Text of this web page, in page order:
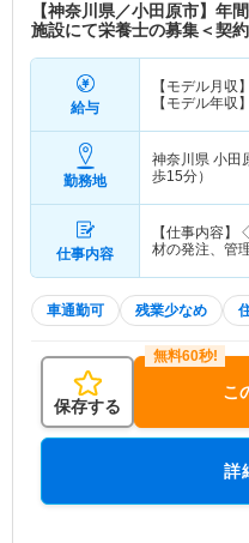
【神奈川県／小田原市】年
施設にて栄養士の募集＜契
給与
【モデル月収】
【モデル年収】
勤務地
神奈川県 小田
歩15分）
仕事内容
【仕事内容
材の発注、管
車通勤可 残業少なめ
保存する
こ
詳